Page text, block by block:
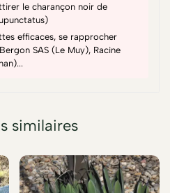
le charançon noir de
efficaces, se rapprocher
SAS (Le Muy), Racine
similaires